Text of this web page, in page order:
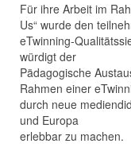
Für ihre Arbeit im
Us“ wurde den
eTwinning-
würdigt der
Pädagogische
Rahmen einer
durch neue
und Europa
erlebbar zu machen.